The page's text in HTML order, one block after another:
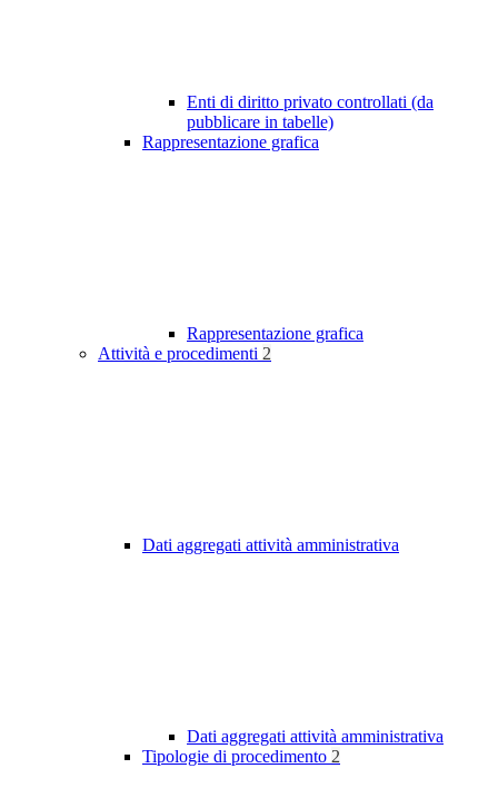
Enti di diritto privato controllati (da
pubblicare in tabelle)
Rappresentazione grafica
Rappresentazione grafica
Attività e procedimenti 2
Dati aggregati attività amministrativa
Dati aggregati attività amministrativa
Tipologie di procedimento 2